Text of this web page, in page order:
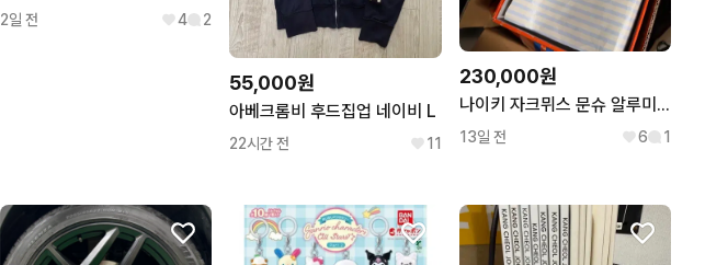
2일 전 4 2
55,000원
아베크롬비 후드집업 네이비 L
22시간 전 11
230,000원
나이키 자크뮈스 문슈 알루미늄 핑크 275
13일 전 6 1